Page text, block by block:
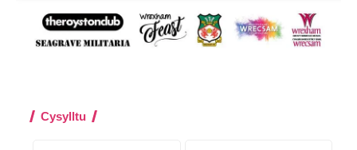
Cysylltu